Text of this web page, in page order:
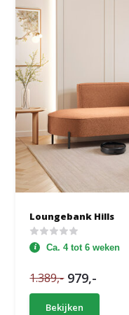
Loungebank Hills
Ca. 4 tot 6 weken
1.389,- 979,-
Bekijken